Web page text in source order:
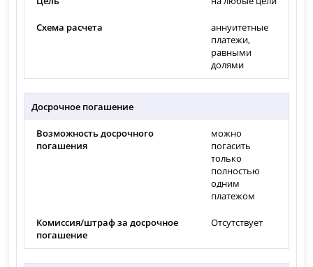
Схема расчета
аннуитетные
платежи,
равными
долями
Досрочное погашение
Возможность досрочного
погашения
можно
погасить
только
полностью
одним
платежом
Комиссия/штраф за досрочное
погашение
Отсутствует